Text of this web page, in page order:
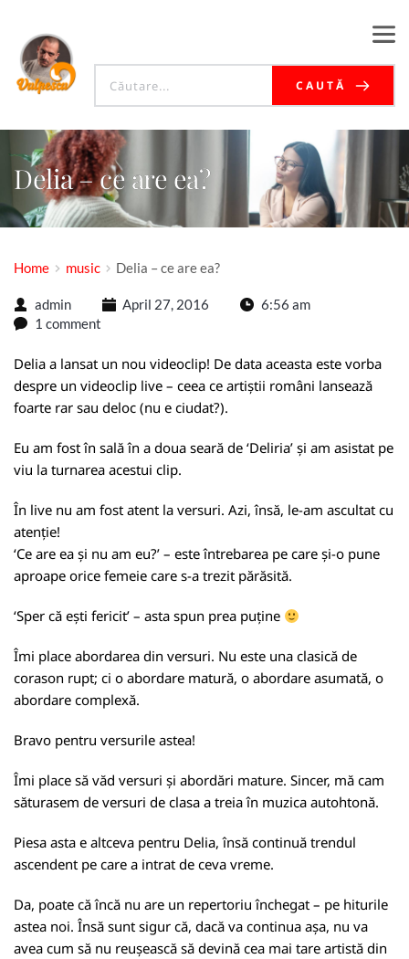
CAUTĂ
Delia – ce are ea?
Home music Delia – ce are ea?
admin April 27, 2016
6:56 am
1 comment
Delia a lansat un nou videoclip! De data aceasta este vorba
despre un videoclip live – ceea ce artiștii români lansează
foarte rar sau deloc (nu e ciudat?).
Eu am fost în sală în a doua seară de ‘Deliria’ și am asistat pe
viu la turnarea acestui clip.
În live nu am fost atent la versuri. Azi, însă, le-am ascultat cu
atenție!
‘Ce are ea și nu am eu?’ – este întrebarea pe care și-o pune
aproape orice femeie care s-a trezit părăsită.
‘Sper că ești fericit’ – asta spun prea puține
Îmi place abordarea din versuri. Nu este una clasică de
corason rupt; ci o abordare matură, o abordare asumată, o
abordare complexă.
Bravo pentru versurile astea!
Îmi place să văd versuri și abordări mature. Sincer, mă cam
săturasem de versuri de clasa a treia în muzica autohtonă.
Piesa asta e altceva pentru Delia, însă continuă trendul
ascendent pe care a intrat de ceva vreme.
Da, poate că încă nu are un repertoriu închegat – pe hiturile
astea noi. Însă sunt sigur că, dacă va continua așa, nu va
avea cum să nu reușească să devină cea mai tare artistă din